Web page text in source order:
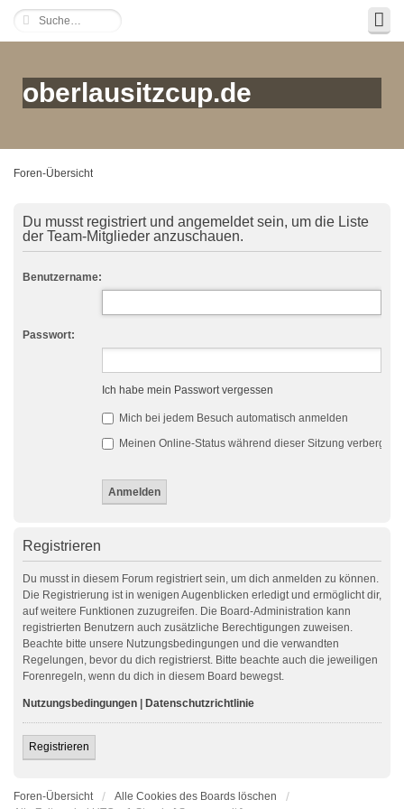
oberlausitzcup.de
Foren-Übersicht
Du musst registriert und angemeldet sein, um die Liste
der Team-Mitglieder anzuschauen.
Benutzername:
Passwort:
Ich habe mein Passwort vergessen
Mich bei jedem Besuch automatisch anmelden
Meinen Online-Status während dieser Sitzung verbergen
Registrieren
Du musst in diesem Forum registriert sein, um dich anmelden zu können.
Die Registrierung ist in wenigen Augenblicken erledigt und ermöglicht dir,
auf weitere Funktionen zuzugreifen. Die Board-Administration kann
registrierten Benutzern auch zusätzliche Berechtigungen zuweisen.
Beachte bitte unsere Nutzungsbedingungen und die verwandten
Regelungen, bevor du dich registrierst. Bitte beachte auch die jeweiligen
Forenregeln, wenn du dich in diesem Board bewegst.
Nutzungsbedingungen Datenschutzrichtlinie
Registrieren
Foren-Übersicht
Alle Cookies des Boards löschen